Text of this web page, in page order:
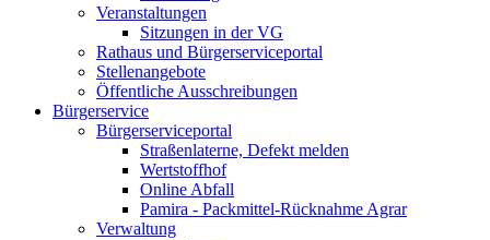
Veranstaltungen
Sitzungen in der VG
Rathaus und Bürgerserviceportal
Stellenangebote
Öffentliche Ausschreibungen
Bürgerservice
Bürgerserviceportal
Straßenlaterne, Defekt melden
Wertstoffhof
Online Abfall
Pamira - Packmittel-Rücknahme Agrar
Verwaltung